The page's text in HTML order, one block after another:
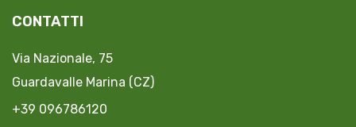
CONTATTI
Via Nazionale, 75
Guardavalle Marina (CZ)
+39 096786120